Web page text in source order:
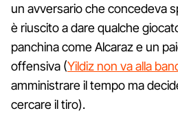
un avversario che concedeva
è riuscito a dare qualche
panchina come Alcaraz e un
offensiva (Yildiz non va alla
amministrare il tempo ma
cercare il tiro).